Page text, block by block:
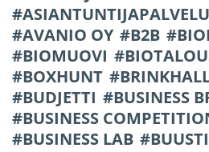
AVANIO OY
B2B
BIOMUOVI
BOXHUNT
BUDJETTI
BUSINESS
BUSINESS
BUSINESS LAB